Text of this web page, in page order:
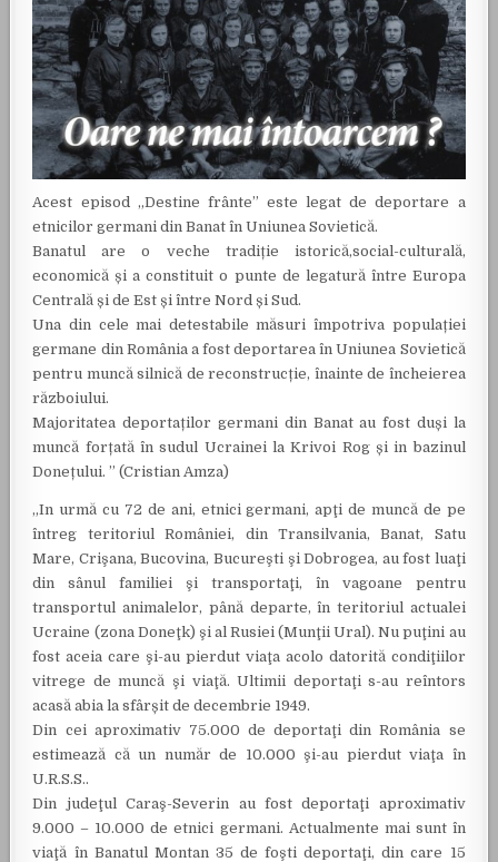
Acest episod „Destine frânte” este legat de deportare a
etnicilor germani din Banat în Uniunea Sovietică.
Banatul are o veche tradiție istorică,social-culturală,
economică și a constituit o punte de legatură între Europa
Centrală și de Est și între Nord și Sud.
Una din cele mai detestabile măsuri împotriva populației
germane din România a fost deportarea în Uniunea Sovietică
pentru muncă silnică de reconstrucție, înainte de încheierea
războiului.
Majoritatea deportaților germani din Banat au fost duși la
muncă forțată în sudul Ucrainei la Krivoi Rog și in bazinul
Donețului. ” (Cristian Amza)
„In urmă cu 72 de ani, etnici germani, apţi de muncă de pe
întreg teritoriul României, din Transilvania, Banat, Satu
Mare, Crişana, Bucovina, Bucureşti şi Dobrogea, au fost luaţi
din sânul familiei şi transportaţi, în vagoane pentru
transportul animalelor, până departe, în teritoriul actualei
Ucraine (zona Doneţk) şi al Rusiei (Munţii Ural). Nu puţini au
fost aceia care şi-au pierdut viaţa acolo datorită condiţiilor
vitrege de muncă şi viaţă. Ultimii deportaţi s-au reîntors
acasă abia la sfârșit de decembrie 1949.
Din cei aproximativ 75.000 de deportaţi din România se
estimează că un număr de 10.000 şi-au pierdut viaţa în
U.R.S.S..
Din judeţul Caraş-Severin au fost deportaţi aproximativ
9.000 – 10.000 de etnici germani. Actualmente mai sunt în
viaţă în Banatul Montan 35 de foşti deportaţi, din care 15